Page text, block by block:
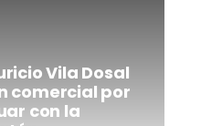
Vila Dosal
comercial por
con la